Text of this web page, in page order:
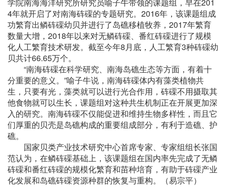
学院南海海洋研究所研究员喻子牛带领的课题组，早在201
4年就开启了对南海砗磲的专题研究。2016年，该课题组成
功繁育出鳞砗磲幼贝并进行了岛礁移植牧养，2017年繁育
数量大增，2018年以来对无鳞砗磲、番红砗磲进行了规模
化人工繁育技术研发。截至今年8月底，人工繁育3种砗磲幼
贝共计66.65万个。
“南海砗磲在科学研究、南海岛礁生态等方面，有着十
分重要的意义。”喻子牛说，南海砗磲体内有藻类植物共
生，只要有光，藻类就可以进行光合作用，砗磲不用摄取其
他食物就可以生长，课题组对这种共生机制正在开展更加深
入的研究。南海砗磲不仅能促进和维持生物多样性，而且它
们厚重的贝壳是岛礁构成的重要组成部分，有利于造礁、护
礁。
国家贝类产业技术研究中心首席专家、专家组组长张国
范认为，在鳞砗磲基础上，该课题组在国内率先完成了无鳞
砗磲和番红砗磲的规模化繁育和苗种培育，有助于砗磲产业
化发展和岛礁砗磲资源种群的恢复与重构。（易宗平）